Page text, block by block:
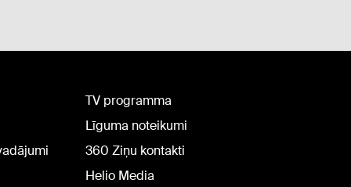
TV programma
Līguma noteikumi
360 Ziņu kontakti
Helio Media